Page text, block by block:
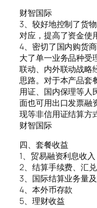
财智国际
3、较好地控制了货
对应，提高了资金使
4、密切了国内购货
大了单一业务品种受
联动、内外联动战略
思路。对于本产品套
用证、国内保理等人
面也可用出口发票融
现等非信用证结算方
财智国际
四、套餐收益
1、贸易融资利息收入
2、结算手续费、汇
3、国际结算业务量
4、本外币存款
5、理财收益